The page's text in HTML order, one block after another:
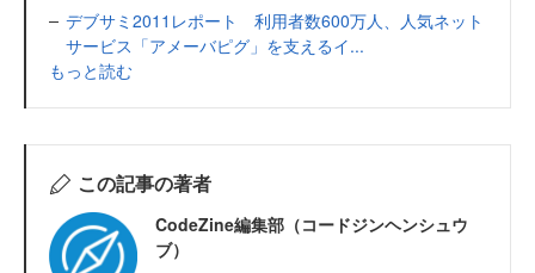
デブサミ2011レポート 利用者数600万人、人気ネット
サービス「アメーバピグ」を支えるイ...
もっと読む
この記事の著者
CodeZine編集部（コードジンヘンシュウ
ブ）